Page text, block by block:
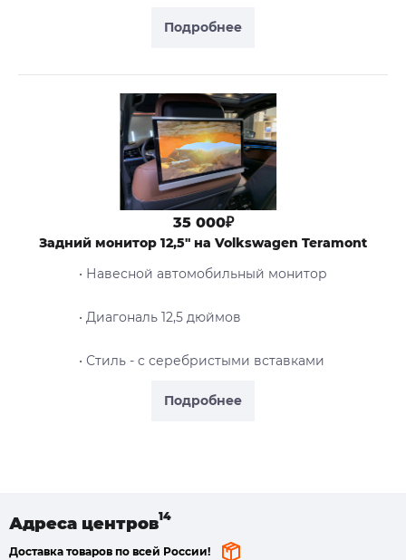
Подробнее
Подробнее
35 000₽
Задний монитор 12,5" на Volkswagen Teramont
• Навесной автомобильный монитор
• Диагональ 12,5 дюймов
• Стиль - c серебристыми вставками
Адреса центров
Доставка товаров по всей России!